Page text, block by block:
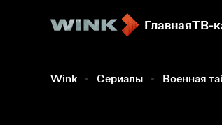
ГлавнаяТВ-
Wink Сериалы Военная